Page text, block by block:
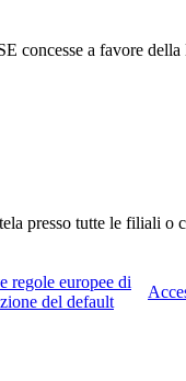
a favore della
presso tutte le filiali o
regole europee di
del default